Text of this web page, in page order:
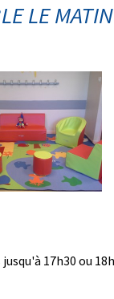
LE
17h30 ou